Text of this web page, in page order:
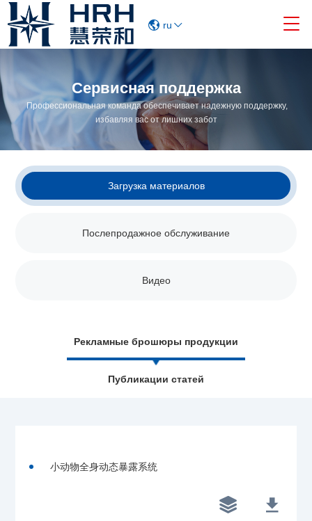
ru 
Сервисная поддержка
Профессиональная команда обеспечивает надежную поддержку,
избавляя вас от лишних забот
Загрузка материалов
Послепродажное обслуживание
Видео
Рекламные брошюры продукции
Публикации статей
小动物全身动态暴露系统
 